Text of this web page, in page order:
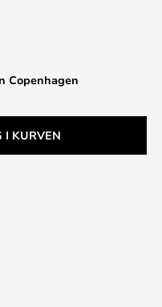
Copenhagen
I KURVEN